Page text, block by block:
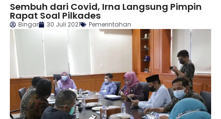
Sembuh dari Covid, Irna Langsung Pimpin
Rapat Soal Pilkades
Bingar 30 Juli 2021 Pemerintahan